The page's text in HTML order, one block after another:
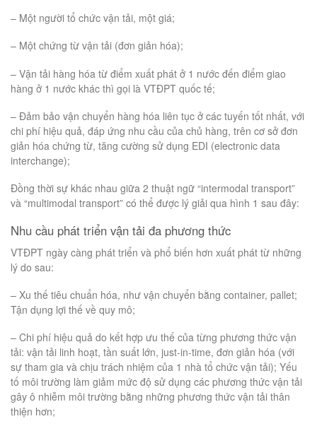
– Một người tổ chức vận tải, một giá;
– Một chứng từ vận tải (đơn giản hóa);
– Vận tải hàng hóa từ điểm xuất phát ở 1 nước đến điểm giao
hàng ở 1 nước khác thì gọi là VTĐPT quốc tế;
– Đảm bảo vận chuyển hàng hóa liên tục ở các tuyến tốt nhất, với
chi phí hiệu quả, đáp ứng nhu cầu của chủ hàng, trên cơ sở đơn
giản hóa chứng từ, tăng cường sử dụng EDI (electronic data
interchange);
Đồng thời sự khác nhau giữa 2 thuật ngữ “intermodal transport”
và “multimodal transport” có thể được lý giải qua hình 1 sau đây:
Nhu cầu phát triển vận tải đa phương thức
VTĐPT ngày càng phát triển và phổ biến hơn xuất phát từ những
lý do sau:
– Xu thế tiêu chuẩn hóa, như vận chuyển bằng container, pallet;
Tận dụng lợi thế về quy mô;
– Chi phí hiệu quả do kết hợp ưu thế của từng phương thức vận
tải: vận tải linh hoạt, tần suất lớn, just-in-time, đơn giản hóa (với
sự tham gia và chịu trách nhiệm của 1 nhà tổ chức vận tải); Yếu
tố môi trường làm giảm mức độ sử dụng các phương thức vận tải
gây ô nhiễm môi trường bằng những phương thức vận tải thân
thiện hơn;